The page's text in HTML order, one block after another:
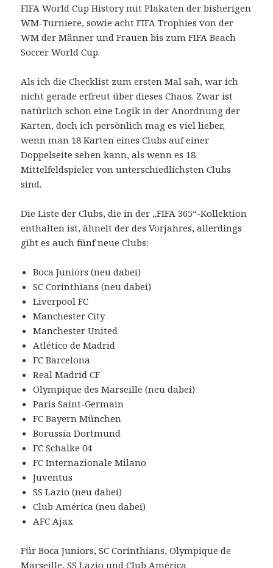
FIFA World Cup History mit Plakaten der bisherigen
WM-Turniere, sowie acht FIFA Trophies von der
WM der Männer und Frauen bis zum FIFA Beach
Soccer World Cup.
Als ich die Checklist zum ersten Mal sah, war ich
nicht gerade erfreut über dieses Chaos. Zwar ist
natürlich schon eine Logik in der Anordnung der
Karten, doch ich persönlich mag es viel lieber,
wenn man 18 Karten eines Clubs auf einer
Doppelseite sehen kann, als wenn es 18
Mittelfeldspieler von unterschiedlichsten Clubs
sind.
Die Liste der Clubs, die in der „FIFA 365“-Kollektion
enthalten ist, ähnelt der des Vorjahres, allerdings
gibt es auch fünf neue Clubs:
Boca Juniors (neu dabei)
SC Corinthians (neu dabei)
Liverpool FC
Manchester City
Manchester United
Atlético de Madrid
FC Barcelona
Real Madrid CF
Olympique des Marseille (neu dabei)
Paris Saint-Germain
FC Bayern München
Borussia Dortmund
FC Schalke 04
FC Internazionale Milano
Juventus
SS Lazio (neu dabei)
Club América (neu dabei)
AFC Ajax
Für Boca Juniors, SC Corinthians, Olympique de
Marseille, SS Lazio und Club América